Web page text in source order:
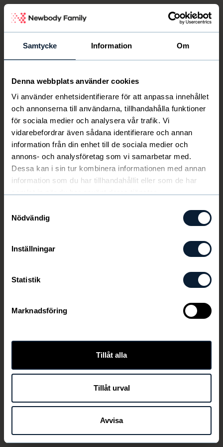
Samtycke Information Om
Denna webbplats använder cookies
Vi använder enhetsidentifierare för att anpassa innehållet
och annonserna till användarna, tillhandahålla funktioner
för sociala medier och analysera vår trafik. Vi
vidarebefordrar även sådana identifierare och annan
information från din enhet till de sociala medier och
annons- och analysföretag som vi samarbetar med.
Dessa kan i sin tur kombinera informationen med annan
information som du har tillhandahållit eller som de har
Nödvändig
Inställningar
Statistik
Marknadsföring
Tillåt alla
Tillåt urval
Avvisa
Välkommen Newbody
Den här länken är ej aktiv längre
TILLBAKA
Newbody Family Portal